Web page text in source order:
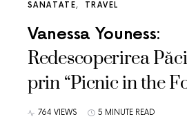
SANATATE TRAVEL
Vanessa Youness:
Redescoperirea
prin “Picnic in the
764 VIEWS 5 MINUTE READ